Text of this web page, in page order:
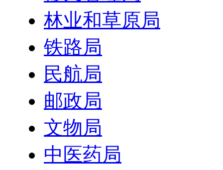
林业和草原局
铁路局
民航局
邮政局
文物局
中医药局